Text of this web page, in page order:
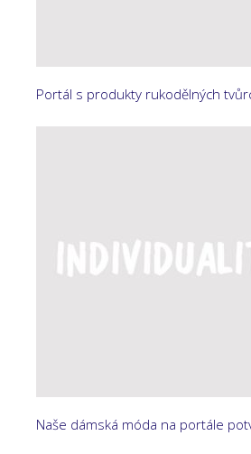
Portál s produkty rukodělných
Naše dámská móda na portále